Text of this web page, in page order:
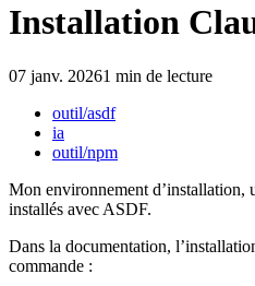
Installation
07 janv. 20261 min de lecture
outil/asdf
ia
outil/npm
Mon environnement d’installation,
installés avec ASDF.
Dans la documentation,
commande :